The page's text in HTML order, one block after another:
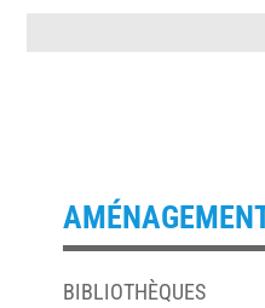
BIBLIOTHÈQUES